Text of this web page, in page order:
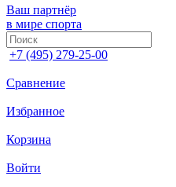
Ваш партнёр
в мире спорта
+7 (495) 279-25-00
Сравнение
Избранное
Корзина
Войти